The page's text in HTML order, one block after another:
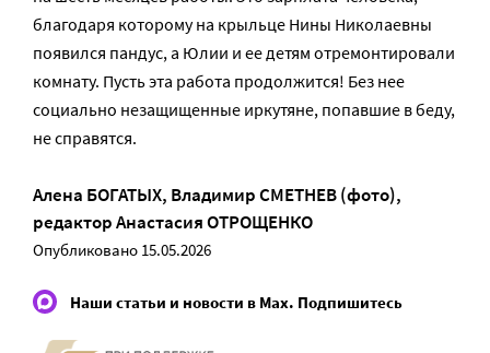
благодаря которому на крыльце Нины Николаевны
появился пандус, а Юлии и ее детям отремонтировали
комнату. Пусть эта работа продолжится! Без нее
социально незащищенные иркутяне, попавшие в беду,
не справятся.
Алена БОГАТЫХ, Владимир СМЕТНЕВ (фото),
редакторАнастасия ОТРОЩЕНКО
Опубликовано 15.05.2026
Наши статьи и новости в Max. Подпишитесь